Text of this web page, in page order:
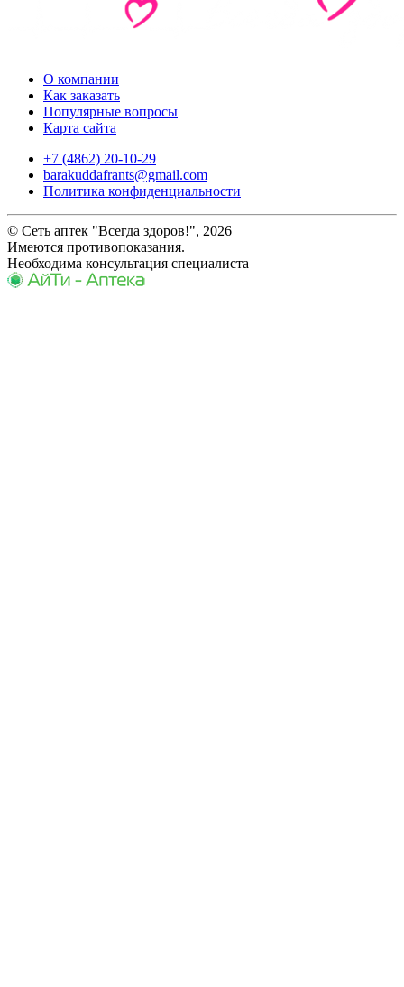
О компании
Как заказать
Популярные вопросы
Карта сайта
+7 (4862) 20-10-29
barakuddafrants@gmail.com
Политика конфиденциальности
© Сеть аптек "Всегда здоров!", 2026
Имеются противопоказания.
Необходима консультация специалиста